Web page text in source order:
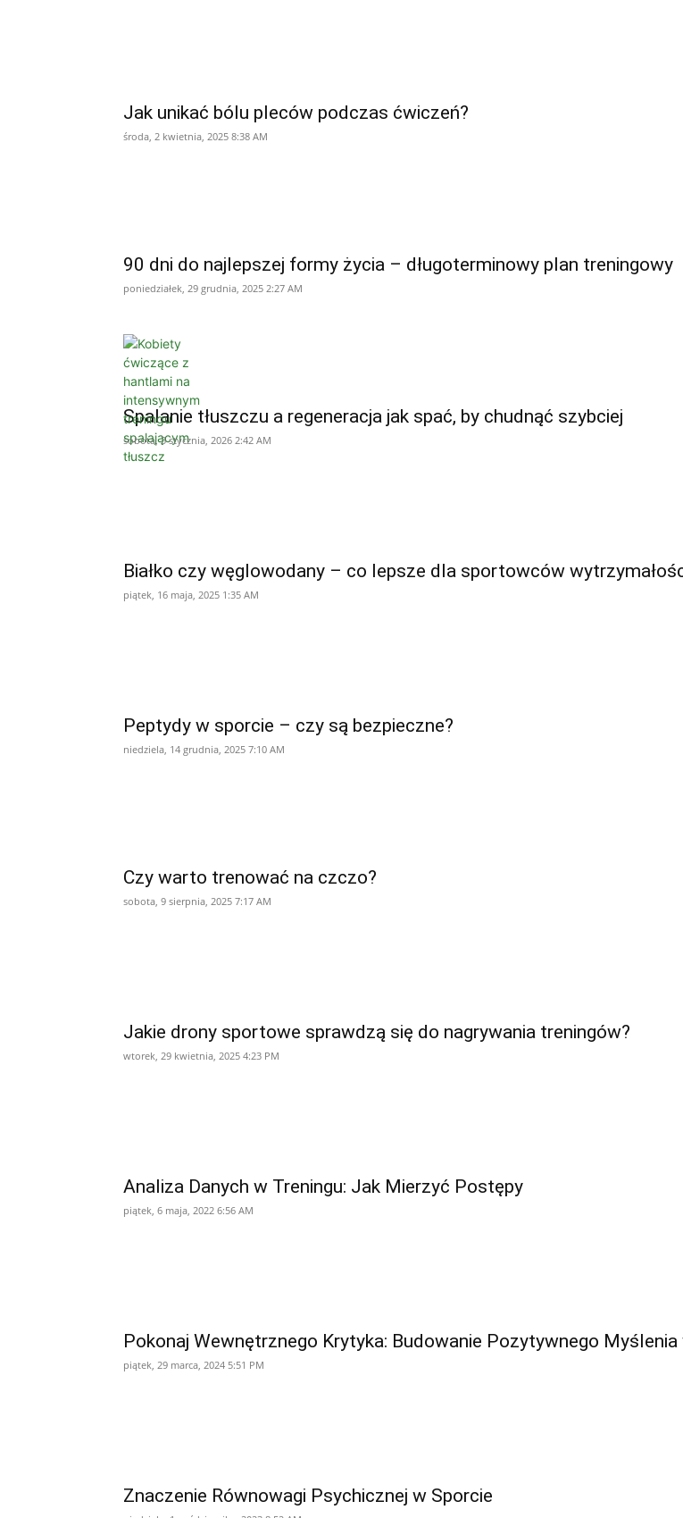
Jak unikać bólu pleców podczas ćwiczeń?
środa, 2 kwietnia, 2025 8:38 AM
90 dni do najlepszej formy życia – długoterminowy plan treningowy
poniedziałek, 29 grudnia, 2025 2:27 AM
Spalanie tłuszczu a regeneracja jak spać, by chudnąć szybciej
sobota, 3 stycznia, 2026 2:42 AM
Białko czy węglowodany – co lepsze dla sportowców
piątek, 16 maja, 2025 1:35 AM
Peptydy w sporcie – czy są bezpieczne?
niedziela, 14 grudnia, 2025 7:10 AM
Czy warto trenować na czczo?
sobota, 9 sierpnia, 2025 7:17 AM
Jakie drony sportowe sprawdzą się do nagrywania treningów?
wtorek, 29 kwietnia, 2025 4:23 PM
Analiza Danych w Treningu: Jak Mierzyć Postępy
piątek, 6 maja, 2022 6:56 AM
Pokonaj Wewnętrznego Krytyka: Budowanie Pozytywnego Myślenia
piątek, 29 marca, 2024 5:51 PM
Znaczenie Równowagi Psychicznej w Sporcie